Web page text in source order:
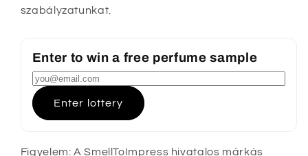
szabályzatunkat.
Enter to win a free perfume sample
Enter lottery
Figyelem: A SmellToImpress hivatalos márkás